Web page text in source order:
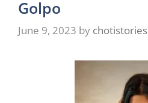
Golpo
June 9, 2023 by chotistories